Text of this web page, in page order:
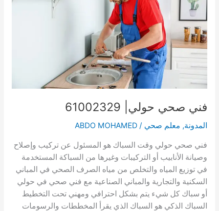
وعامل
صحي
السلام
فني صحي حولي| 61002329
المدونة, معلم صحي /
ABDO MOHAMED
فني صحي حولي وقت السباك هو المسئول عن تركيب وإصلاح
وصيانة الأنابيب أو التركيبات وغيرها من السباكة المستخدمة
في توزيع المياه والتخلص من مياه الصرف الصحي في المباني
السكنية والتجارية والمباني الصناعية مع فني صحي في حولي
أو سباك كل شيء يتم بشكل احترافي ومهني تحت التخطيط
السباك الذكي هو السباك الذي يقرأ المخططات والرسومات